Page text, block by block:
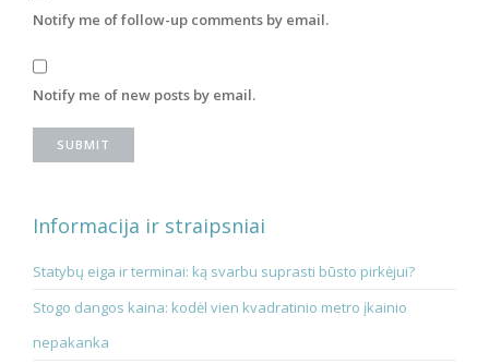
Notify me of follow-up comments by email.
Notify me of new posts by email.
Informacija ir straipsniai
Statybų eiga ir terminai: ką svarbu suprasti būsto pirkėjui?
Stogo dangos kaina: kodėl vien kvadratinio metro įkainio
nepakanka